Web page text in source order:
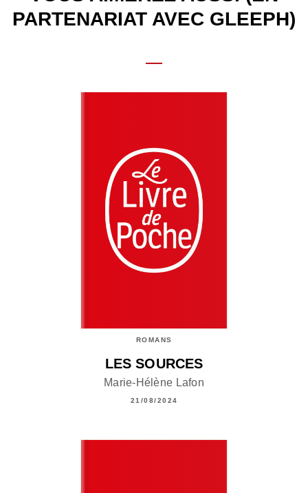
PARTENARIAT AVEC GLEEPH)
ROMANS
LES SOURCES
Marie-Hélène Lafon
21/08/2024